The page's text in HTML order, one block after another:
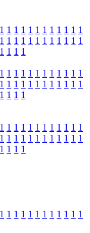
1 1 1 1 1 1 1 1 1 1 1 1
1 1 1 1 1 1 1 1 1 1 1 1
1 1 1 1
1 1 1 1 1 1 1 1 1 1 1 1
1 1 1 1 1 1 1 1 1 1 1 1
1 1 1 1
1 1 1 1 1 1 1 1 1 1 1 1
1 1 1 1 1 1 1 1 1 1 1 1
1 1 1 1
1 1 1 1 1 1 1 1 1 1 1 1